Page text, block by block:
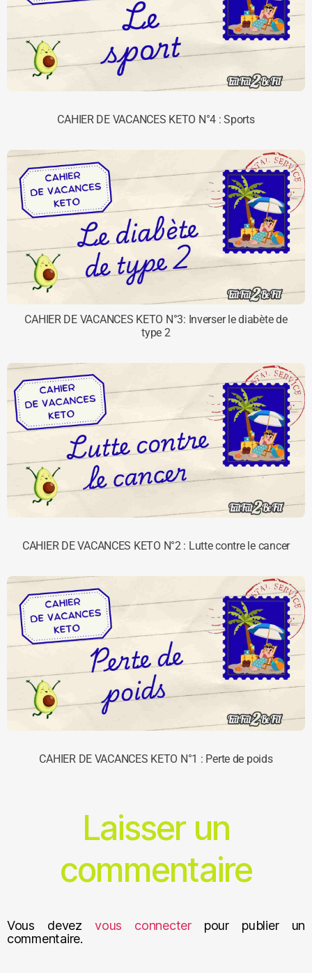
CAHIER DE VACANCES KETO N°4 : Sports
CAHIER DE VACANCES KETO N°3: Inverser le diabète de
type 2
CAHIER DE VACANCES KETO N°2 : Lutte contre le cancer
CAHIER DE VACANCES KETO N°1 : Perte de poids
Laisser un
commentaire
Vous devezvous connecterpour publier un
commentaire.